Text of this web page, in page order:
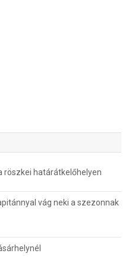
röszkei határátkelőhelyen
vág neki a szezonnak